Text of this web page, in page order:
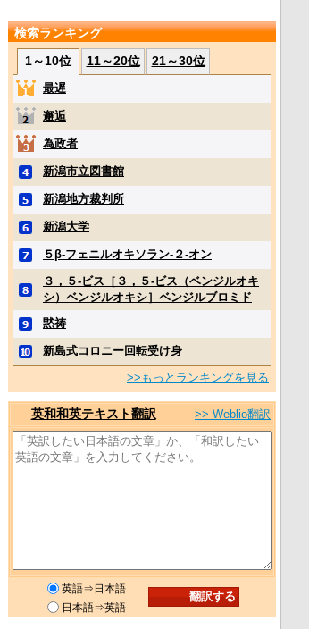
検索ランキング
1～10位
11～20位 21～30位
最遅
邂逅
為政者
新潟市立図書館
新潟地方裁判所
新潟大学
５β‐フェニルオキソラン‐２‐オン
３，５‐ビス［３，５‐ビス（ベンジルオキ
シ）ベンジルオキシ］ベンジルブロミド
黙祷
新島式コロニー回転受け身
>>もっとランキングを見る
英和和英テキスト翻訳 >> Weblio翻訳
英語⇒日本語
日本語⇒英語